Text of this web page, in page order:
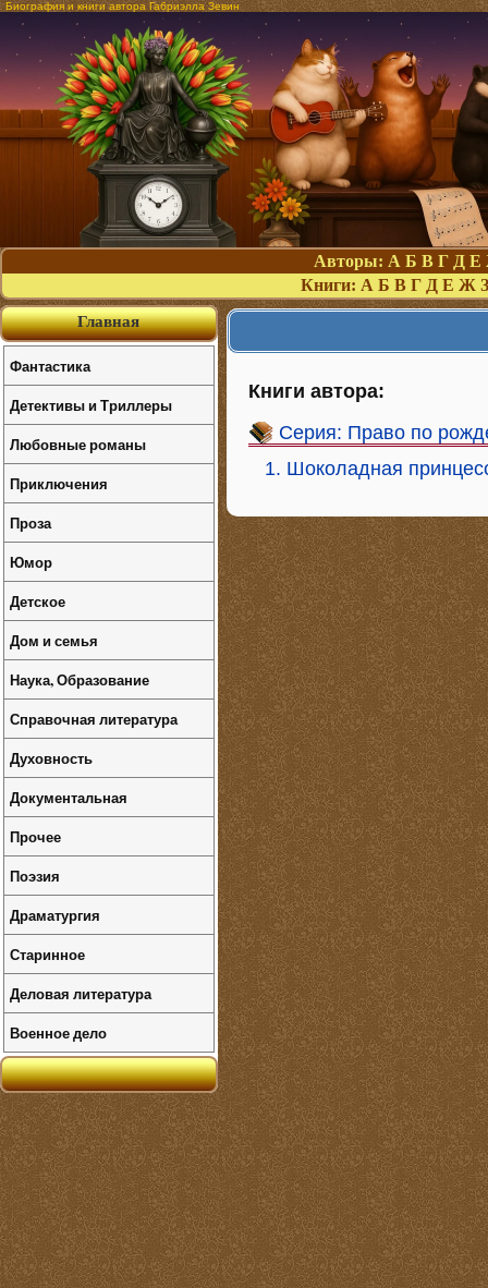
Биография и книги автора Габриэлла Зевин
Авторы: А Б В Г Д Е
Книги: А Б В Г Д Е Ж З
Книги автора:
Серия: Право по
1. Шоколадная
Главная
Фантастика
Детективы и Триллеры
Любовные романы
Приключения
Проза
Юмор
Детское
Дом и семья
Наука, Образование
Справочная литература
Духовность
Документальная
Прочее
Поэзия
Драматургия
Старинное
Деловая литература
Военное дело